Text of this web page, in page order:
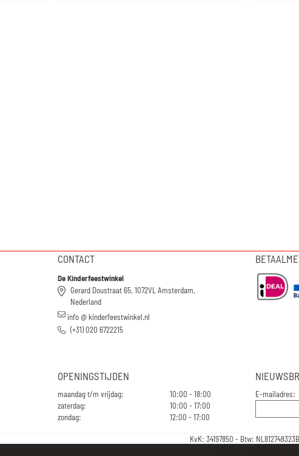
CONTACT
De Kinderfeestwinkel
Gerard Doustraat 65, 1072VL Amsterdam,
Nederland
info @ kinderfeestwinkel.nl
(+31) 020 6722215
OPENINGSTIJDEN
maandag t/m vrijdag:
10:00 - 18:00
zaterdag:
10:00 - 17:00
zondag:
12:00 - 17:00
E-mailadres:
KvK: 34197850 - Btw: